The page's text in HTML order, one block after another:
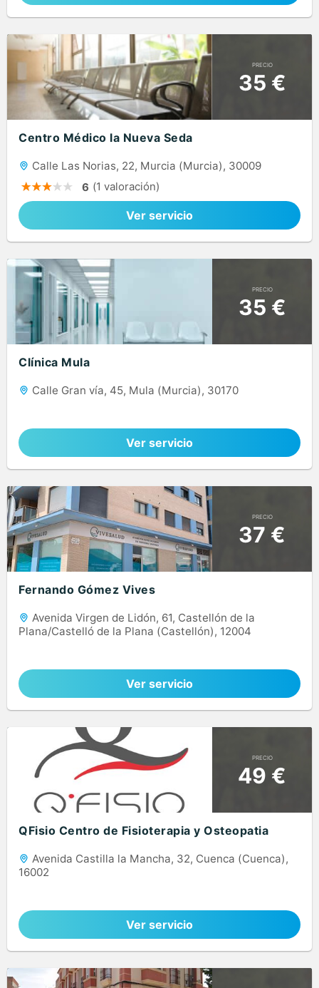
PRECIO
35 €
Centro Médico la Nueva Seda
Calle Las Norias, 22, Murcia (Murcia), 30009
6 (1 valoración)
Ver servicio
PRECIO
35 €
Clínica Mula
Calle Gran vía, 45, Mula (Murcia), 30170
Ver servicio
PRECIO
37 €
Fernando Gómez Vives
Avenida Virgen de Lidón, 61, Castellón de la
Plana/Castelló de la Plana (Castellón), 12004
Ver servicio
PRECIO
49 €
QFisio Centro de Fisioterapia y Osteopatia
Avenida Castilla la Mancha, 32, Cuenca (Cuenca),
16002
Ver servicio